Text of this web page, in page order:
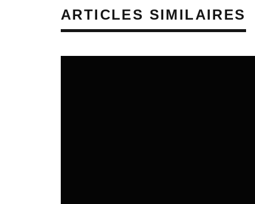
ARTICLES SIMILAIRES